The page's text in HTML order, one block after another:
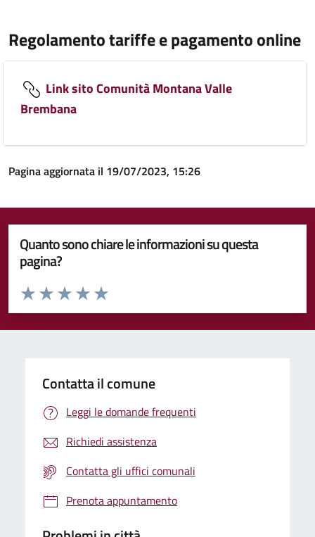
Regolamento tariffe e pagamento online
Link sito Comunità Montana Valle
Brembana
Pagina aggiornata il 19/07/2023, 15:26
Quanto sono chiare le informazioni su questa
pagina?
Valuta da 1 a 5 stelle la pagina
Valuta 5 stelle su 5
Valuta 4 stelle su 5
Valuta 3 stelle su 5
Valuta 2 stelle su 5
Valuta 1 stelle su 5
Contatta il comune
Leggi le domande frequenti
Richiedi assistenza
Contatta gli uffici comunali
Prenota appuntamento